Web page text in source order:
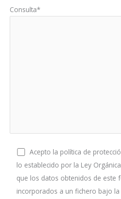
Consulta*
Acepto la política de
lo establecido por la Ley
que los datos obtenidos de este
incorporados a un fichero bajo